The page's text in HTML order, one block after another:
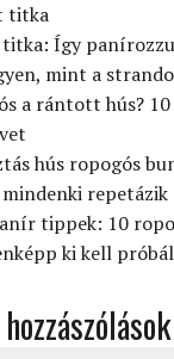
titka
titka: Így
mint a
a rántott hús?
hús ropogós
repetázik
tippek: 10
ki kell